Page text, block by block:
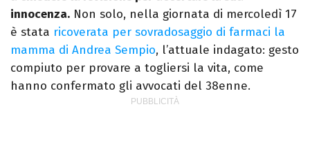
innocenza. Non solo, nella giornata di mercoledì 17
è stata ricoverata per sovradosaggio di farmaci la
mamma di Andrea Sempio, l’attuale indagato: gesto
compiuto per provare a togliersi la vita, come
hanno confermato gli avvocati del 38enne.